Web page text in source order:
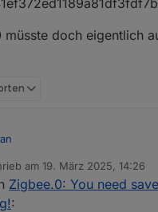
müsste doch eigentlich
am 19. März 2025, 14:26
editiert von
Zigbee.0: You need
: